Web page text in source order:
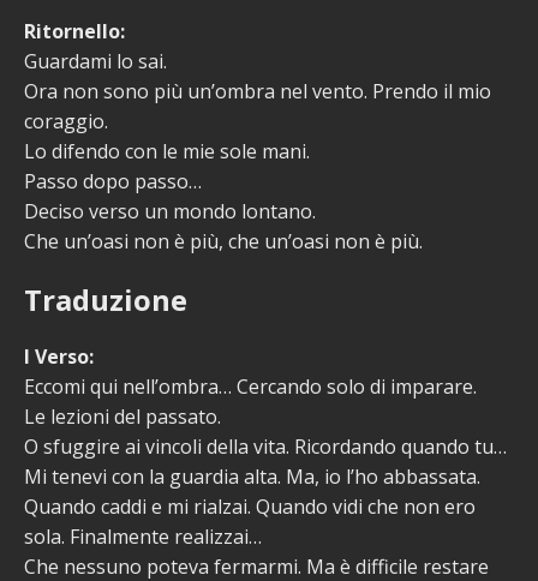
Ritornello:
Guardami lo sai.
Ora non sono più un’ombra nel vento. Prendo il mio
coraggio.
Lo difendo con le mie sole mani.
Passo dopo passo…
Deciso verso un mondo lontano.
Che un’oasi non è più, che un’oasi non è più.
Traduzione
I Verso:
Eccomi qui nell’ombra… Cercando solo di imparare.
Le lezioni del passato.
O sfuggire ai vincoli della vita. Ricordando quando tu…
Mi tenevi con la guardia alta. Ma, io l’ho abbassata.
Quando caddi e mi rialzai. Quando vidi che non ero
sola. Finalmente realizzai…
Che nessuno poteva fermarmi. Ma è difficile restare